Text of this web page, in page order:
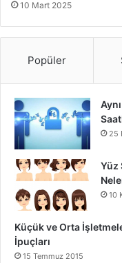
10 Mart 2025
Popüler
25
Yüz
10
Küçük ve Orta
İpuçları
15 Temmuz 2015